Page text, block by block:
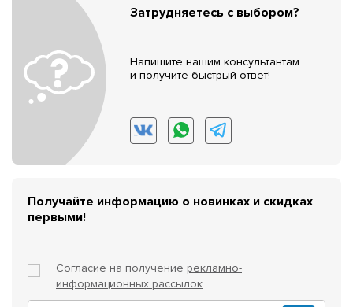
Затрудняетесь с выбором?
Напишите нашим консультантам
и получите быстрый ответ!
Получайте информацию о новинках и скидках
первыми!
Согласие на получение рекламно-
информационных рассылок